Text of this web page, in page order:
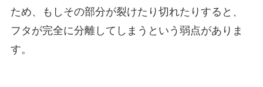
ため、もしその部分が裂けたり切れたりすると、
フタが完全に分離してしまうという弱点がありま
す。